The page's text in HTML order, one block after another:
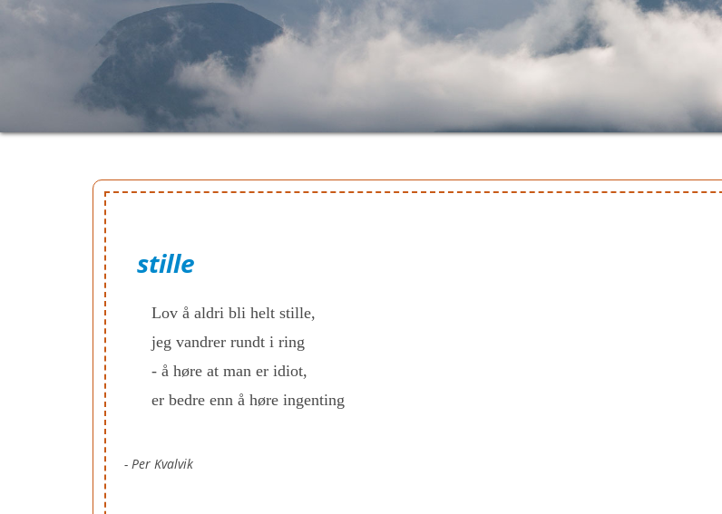
stille
Lov å aldri bli helt stille,
jeg vandrer rundt i ring
- å høre at man er idiot,
er bedre enn å høre ingenting
- Per Kvalvik